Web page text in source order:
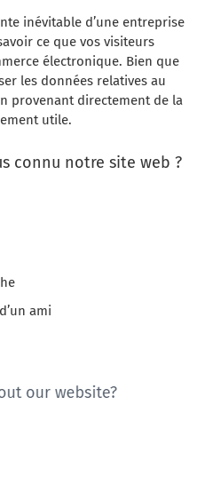
inévitable d’une entreprise
ce que vos visiteurs
électronique. Bien que
les données relatives au
provenant directement de la
utile.
connu notre site web ?
ami